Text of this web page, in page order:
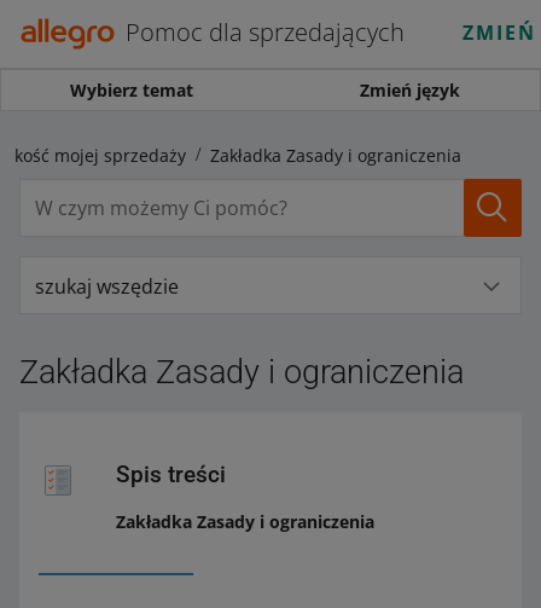
Pomoc dla sprzedających
Wybierz temat Zmień język
mojej sprzedaży Zakładka Zasady i ograniczenia
szukaj wszędzie
Zakładka Zasady i ograniczenia
Spis treści
Zakładka Zasady i ograniczenia